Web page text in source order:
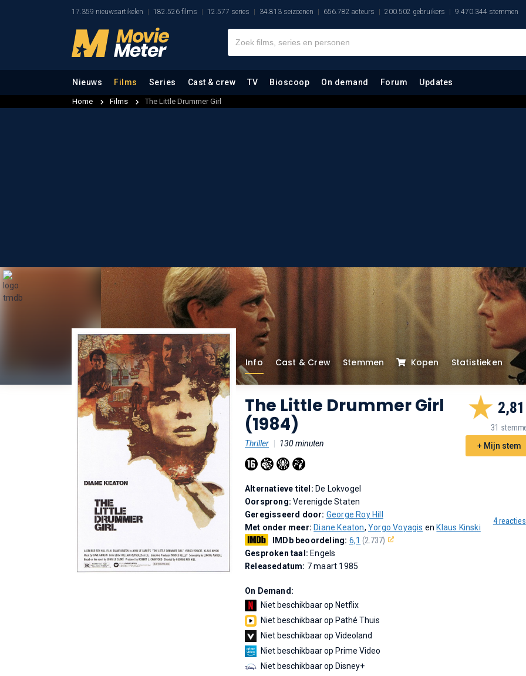
17.359 nieuwsartikelen 182.526 films 12.577 series 34.813 seizoenen 656.782 acteurs 200.502 gebruikers 9.470.344 stemmen
Nieuws Films Series Cast & crew TV Bioscoop On demand Forum Updates
Home Films The Little Drummer Girl
Info Cast & Crew Stemmen Kopen Statistieken
The Little Drummer Girl
(1984)
Thriller 130 minuten
2,81
31
+ Mijn stem
4 reacties
Alternatieve titel: De Lokvogel
Oorsprong:Verenigde Staten
Geregisseerd door: George Roy Hill
Met onder meer: Diane Keaton,Yorgo Voyagis en Klaus Kinski
IMDb beoordeling: 6,1 (2.737)
Gesproken taal: Engels
Releasedatum: 7 maart 1985
On Demand:
Niet beschikbaar op Netflix
Niet beschikbaar op Pathé Thuis
Niet beschikbaar op Videoland
Niet beschikbaar op Prime Video
Niet beschikbaar op Disney+